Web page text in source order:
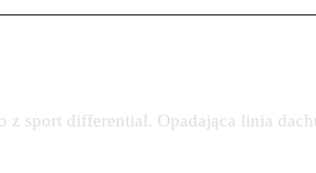
sport differential. Opadająca linia